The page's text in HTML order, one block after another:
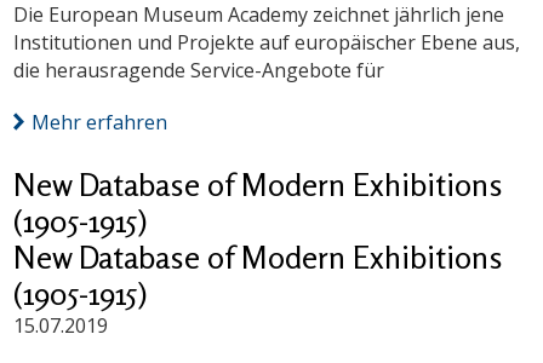
Die European Museum Academy zeichnet jährlich jene
Institutionen und Projekte auf europäischer Ebene aus,
die herausragende Service-Angebote für
Mehr erfahren
New Database of Modern Exhibitions
(1905-1915)
New Database of Modern Exhibitions
(1905-1915)
15.07.2019